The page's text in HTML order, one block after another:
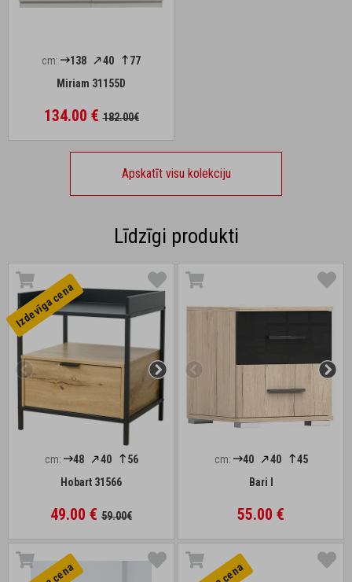
cm: 138 40
77
Miriam 31155D
134.00 €182.00€
Apskatīt visu kolekciju
Līdzīgi produkti
Izdevīga cena
cm: 48 40
56
Hobart 31566
49.00 € 59.00€
cm: 40 40
45
Bari I
55.00 €